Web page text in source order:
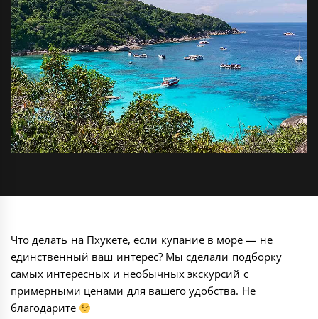
Что делать на Пхукете, если купание в море — не
единственный ваш интерес? Мы сделали подборку
самых интересных и необычных экскурсий с
примерными ценами для вашего удобства. Не
благодарите